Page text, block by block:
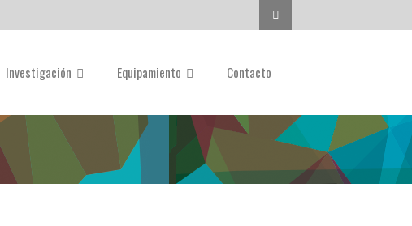
Investigación Equipamiento Contacto